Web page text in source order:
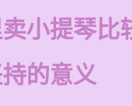
小提琴比
的意义